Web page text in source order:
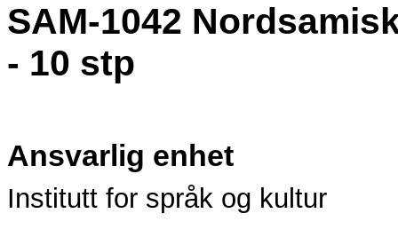
SAM-1042
- 10 stp
Ansvarlig enhet
Institutt for språk og kultur